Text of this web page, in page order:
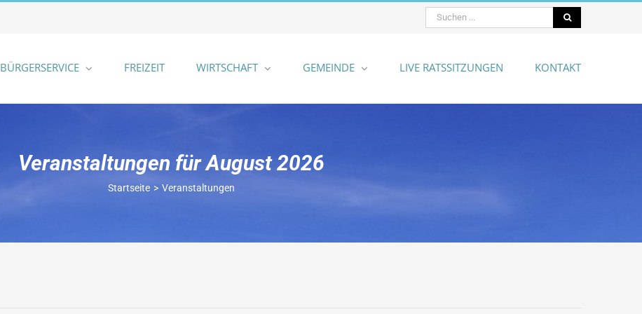
Suche
BÜRGERSERVICE FREIZEIT WIRTSCHAFT GEMEINDE LIVE RATSSITZUNGEN KONTAKT
Veranstaltungen für August 2026
Startseite Veranstaltungen